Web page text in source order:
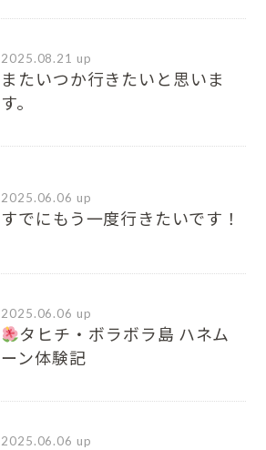
2025.08.21 up
またいつか行きたいと思いま
す。
2025.06.06 up
すでにもう一度行きたいです！
2025.06.06 up
タヒチ・ボラボラ島 ハネム
ーン体験記
2025.06.06 up